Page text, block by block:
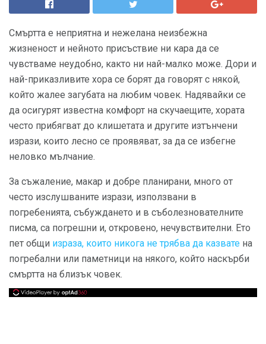
Смъртта е неприятна и нежелана неизбежна
жизненост и нейното присъствие ни кара да се
чувстваме неудобно, както ни най-малко може. Дори и
най-приказливите хора се борят да говорят с някой,
който жалее загубата на любим човек. Надявайки се
да осигурят известна комфорт на скучаещите, хората
често прибягват до клишетата и другите изтънчени
изрази, които лесно се проявяват, за да се избегне
неловко мълчание.
За съжаление, макар и добре планирани, много от
често изслушваните изрази, използвани в
погребенията, събуждането и в съболезнователните
писма, са погрешни и, откровено, нечувствителни. Ето
пет общи израза, които никога не трябва да казвате на
погребални или паметници на някого, който наскърби
смъртта на близък човек.